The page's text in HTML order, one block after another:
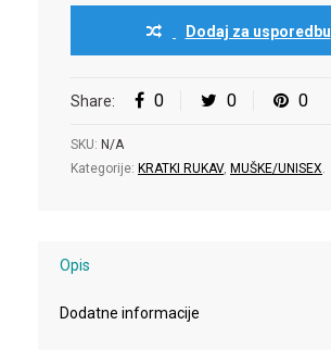
Dodaj za usporedbu
Share: 0 0 0
SKU: N/A
Kategorije: KRATKI RUKAV, MUŠKE/UNISEX
Opis
Dodatne informacije